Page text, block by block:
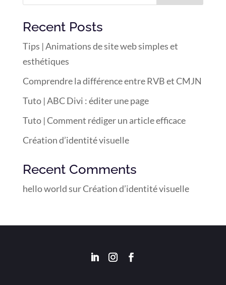
Recent Posts
Tips | Animations de site web simples et
esthétiques
Comprendre la différence entre RVB et CMJN
Tuto | ABC Divi : éditer une page
Tuto | Comment rédiger un article efficace
Création d’identité visuelle
Recent Comments
hello worldsurCréation d’identité visuelle